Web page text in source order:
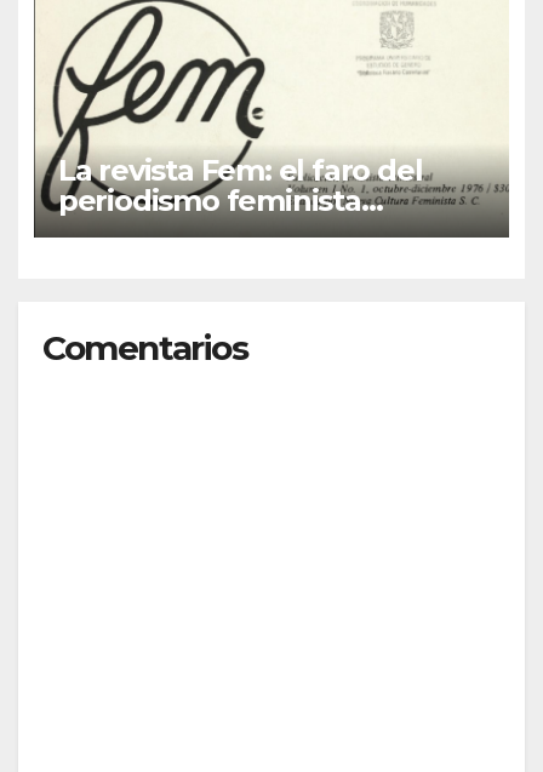
La revista Fem: el faro del
periodismo feminista
latinoamericano
Comentarios